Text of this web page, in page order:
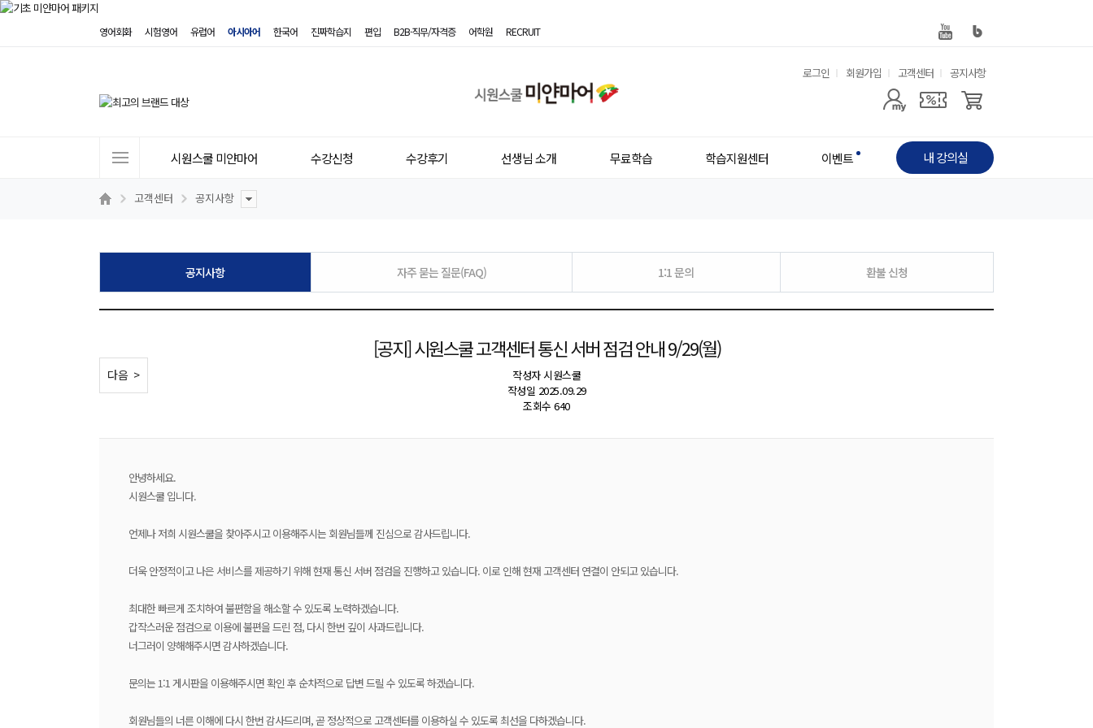
영어회화 시험영어 유럽어 아시아어 한국어 진짜학습지 편입 B2B·직무/자격증 어학원 RECRUIT
스
마
어
유
로그인 회원가입 고객센터 공지사항
사
트
시원스쿨 미얀마어 수강신청 수강후기 선생님 소개 무료학습 학습지원센터 이벤트 내 강의실
고객센터 공지사항
공지사항 자주 묻는 질문(FAQ) 1:1 문의 환불 신청
[공지] 시원스쿨 고객센터 통신 서버 점검 안내 9/29(월)
작성자시원스쿨
작성일 2025.09.29
조회수 640
< 이전
다음 >
안녕하세요.
시원스쿨 입니다.
언제나 저희 시원스쿨을 찾아주시고 이용해주시는 회원님들께 진심으로 감사드립니다.
더욱 안정적이고 나은 서비스를 제공하기 위해 현재 통신 서버 점검을 진행하고 있습니다. 이로 인해 현재 고객센터 연결이 안되고 있습니다.
최대한 빠르게 조치하여 불편함을 해소할 수 있도록 노력하겠습니다.
갑작스러운 점검으로 이용에 불편을 드린 점, 다시 한번 깊이 사과드립니다.
너그러이 양해해주시면 감사하겠습니다.
문의는 1:1 게시판을 이용해주시면 확인 후 순차적으로 답변 드릴 수 있도록 하겠습니다.
회원님들의 너른 이해에 다시 한번 감사드리며, 곧 정상적으로 고객센터를 이용하실 수 있도록 최선을 다하겠습니다.